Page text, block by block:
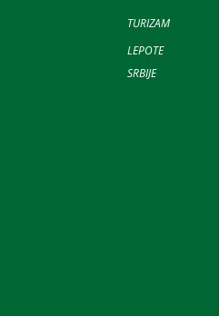
TURIZAM
LEPOTE
SRBIJE